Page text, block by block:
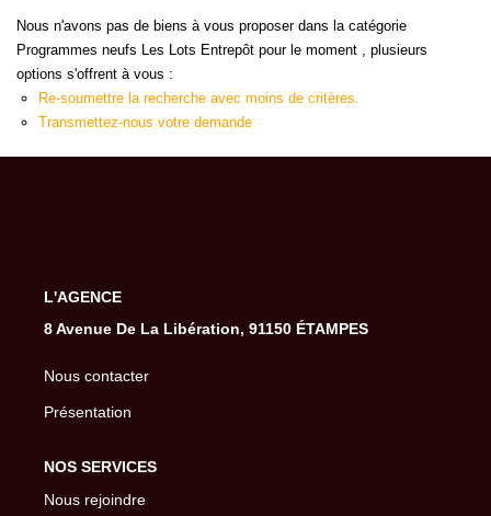
VENDRE
GESTION LOCATIVE
Location De Votre Bien
Budget max Plus de critères
Nous n'avons pas de biens à vous proposer dans la catégorie
Programmes neufs Les Lots Entrepôt pour le moment , plusieurs
options s'offrent à vous :
Re-soumettre la recherche avec moins de critères.
Transmettez-nous votre demande
L'AGENCE
8 Avenue De La Libération, 91150 ÉTAMPES
Nous contacter
Présentation
NOS SERVICES
Nous rejoindre